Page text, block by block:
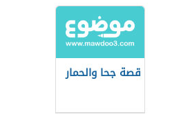
قصة جحا والحمار